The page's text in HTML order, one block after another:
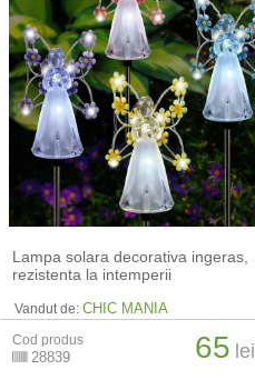
Lampa solara decorativa ingeras,
rezistenta la intemperii
Vandut de: CHIC MANIA
Cod produs
28839 65 lei